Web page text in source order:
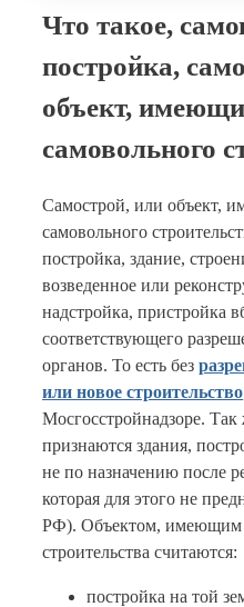
Что такое, с
постройка,
объект,
самовольного
Самострой, или объект,
самовольного
постройка, здание,
возведенное или
надстройка, пристройка
соответствующего
органов. То есть без
или новое строительство
Мосгосстройнадзоре.
признаются здания,
не по назначению после
которая для этого не
РФ). Объектом, имеющим
строительства считаются:
постройка на той